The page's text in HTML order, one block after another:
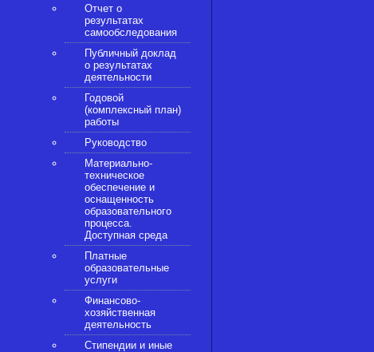
Отчет о
результатах
самообследования
Публичный доклад
о результатах
деятельности
Годовой
(комплексный план)
работы
Руководство
Материально-
техническое
обеспечение и
оснащенность
образовательного
процесса.
Доступная среда
Платные
образовательные
услуги
Финансово-
хозяйственная
деятельность
Стипендии и иные